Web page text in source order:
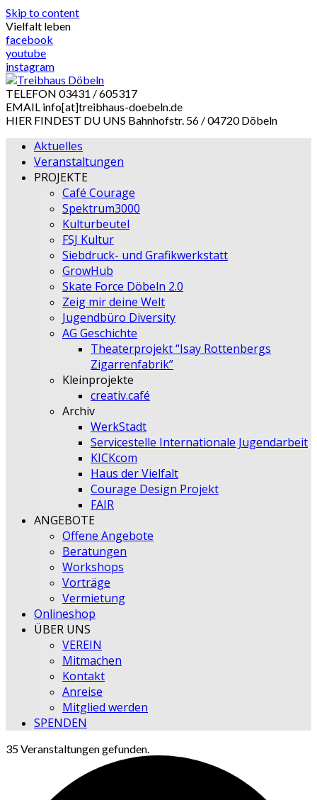
Skip to content
Vielfalt leben
facebook
youtube
instagram
TELEFON 03431 / 605317
EMAIL info[at]treibhaus-doebeln.de
HIER FINDEST DU UNS Bahnhofstr. 56 / 04720 Döbeln
Aktuelles
Veranstaltungen
PROJEKTE
Café Courage
Spektrum3000
Kulturbeutel
FSJ Kultur
Siebdruck- und Grafikwerkstatt
GrowHub
Skate Force Döbeln 2.0
Zeig mir deine Welt
Jugendbüro Diversity
AG Geschichte
Theaterprojekt “Isay Rottenbergs
Zigarrenfabrik”
Kleinprojekte
creativ.café
Archiv
WerkStadt
Servicestelle Internationale Jugendarbeit
KICKcom
Haus der Vielfalt
Courage Design Projekt
FAIR
ANGEBOTE
Offene Angebote
Beratungen
Workshops
Vorträge
Vermietung
Onlineshop
ÜBER UNS
VEREIN
Mitmachen
Kontakt
Anreise
Mitglied werden
SPENDEN
35 Veranstaltungen gefunden.